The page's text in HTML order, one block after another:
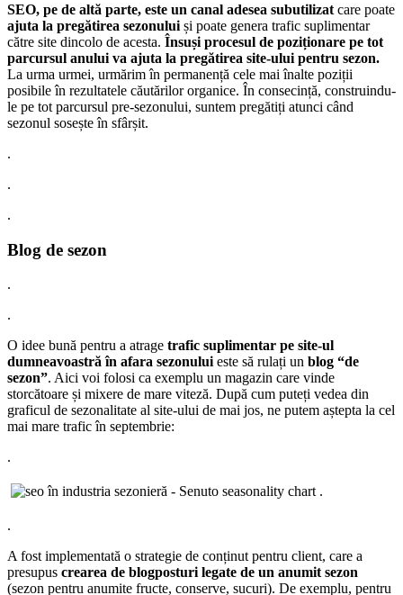
SEO, pe de altă parte, este un canal adesea subutilizat care poate
ajuta la pregătirea sezonului și poate genera trafic suplimentar
către site dincolo de acesta. Însuși procesul de poziționare pe tot
parcursul anului va ajuta la pregătirea site-ului pentru sezon.
La urma urmei, urmărim în permanență cele mai înalte poziții
posibile în rezultatele căutărilor organice. În consecință, construindu-
le pe tot parcursul pre-sezonului, suntem pregătiți atunci când
sezonul sosește în sfârșit.
.
.
.
Blog de sezon
.
.
O idee bună pentru a atrage trafic suplimentar pe site-ul
dumneavoastră în afara sezonului este să rulați un blog “de
sezon”. Aici voi folosi ca exemplu un magazin care vinde
storcătoare și mixere de mare viteză. După cum puteți vedea din
graficul de sezonalitate al site-ului de mai jos, ne putem aștepta la cel
mai mare trafic în septembrie:
.
.
.
A fost implementată o strategie de conținut pentru client, care a
presupus crearea de blogposturi legate de un anumit sezon
(sezon pentru anumite fructe, conserve, sucuri). De exemplu, pentru